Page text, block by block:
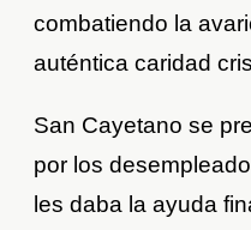
combatiendo la
auténtica caridad
San Cayetano se
por los
les daba la ayuda